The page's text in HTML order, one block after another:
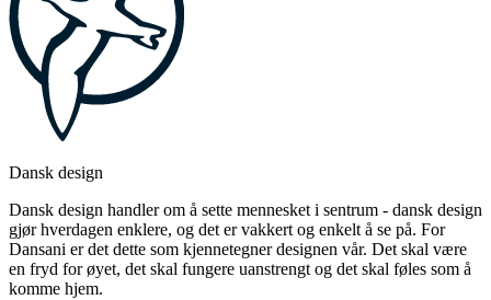
Dansk design
Dansk design handler om å sette mennesket i sentrum - dansk design
gjør hverdagen enklere, og det er vakkert og enkelt å se på. For
Dansani er det dette som kjennetegner designen vår. Det skal være
en fryd for øyet, det skal fungere uanstrengt og det skal føles som å
komme hjem.